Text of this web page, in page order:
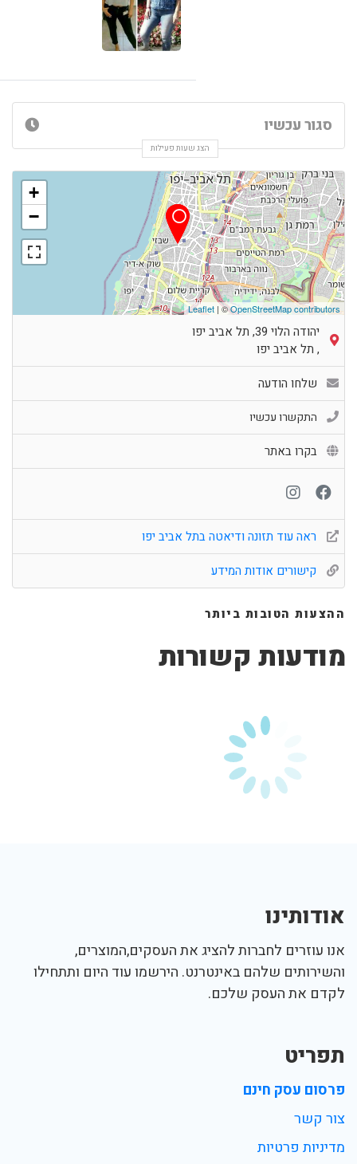
סגור עכשיו
הצג שעות פעילות
+
−
Leaflet | ©OpenStreetMap contributors
יהודה הלוי 39, תל אביב יפו
, תל אביב יפו
שלחו הודעה
התקשרו עכשיו
בקרו באתר
ראה עוד תזונה ודיאטה בתל אביב יפו
קישורים אודות המידע
ההצעות הטובות ביותר
מודעות קשורות
אודותינו
אנו עוזרים לחברות להציג את העסקים,המוצרים,
והשירותים שלהם באינטרנט. הירשמו עוד היום ותתחילו
לקדם את העסק שלכם.
תפריט
פרסום עסק חינם
צור קשר
מדיניות פרטיות